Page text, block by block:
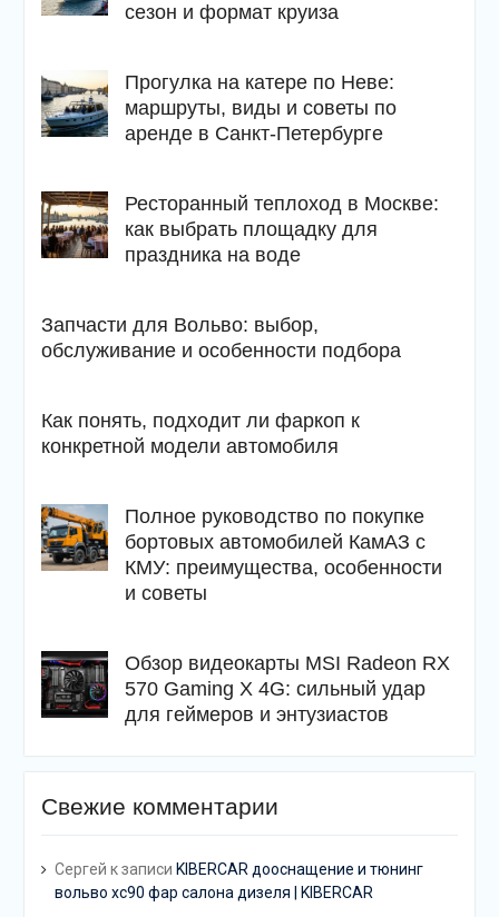
сезон и формат круиза
Прогулка на катере по Неве:
маршруты, виды и советы по
аренде в Санкт-Петербурге
Ресторанный теплоход в Москве:
как выбрать площадку для
праздника на воде
Запчасти для Вольво: выбор,
обслуживание и особенности подбора
Как понять, подходит ли фаркоп к
конкретной модели автомобиля
Полное руководство по покупке
бортовых автомобилей КамАЗ с
КМУ: преимущества, особенности
и советы
Обзор видеокарты MSI Radeon RX
570 Gaming X 4G: сильный удар
для геймеров и энтузиастов
Свежие комментарии
Сергей к записи KIBERCAR дооснащение и тюнинг
вольво хс90 фар салона дизеля | KIBERCAR